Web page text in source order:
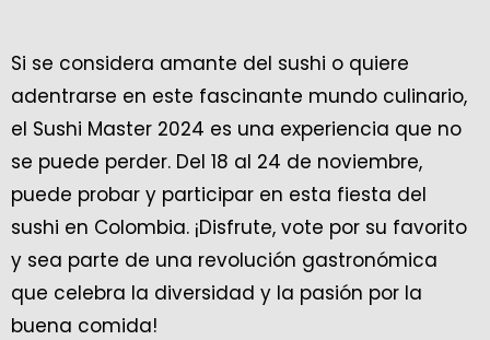
Si se considera amante del sushi o quiere
adentrarse en este fascinante mundo culinario,
el Sushi Master 2024 es una experiencia que no
se puede perder. Del 18 al 24 de noviembre,
puede probar y participar en esta fiesta del
sushi en Colombia. ¡Disfrute, vote por su favorito
y sea parte de una revolución gastronómica
que celebra la diversidad y la pasión por la
buena comida!